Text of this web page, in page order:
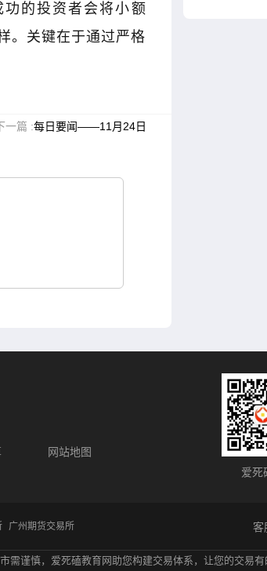
的投资者会将小额
。关键在于通过严格
一篇 :每日要闻——11月24日
网站地图
爱死
广州期货交易所 客
需谨慎，爱死磕教育网助您构建交易体系，让您的交易